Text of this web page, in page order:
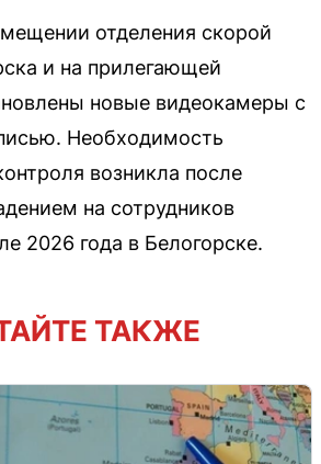
отделения скорой
и на прилегающей
новые видеокамеры с
Необходимость
возникла после
на сотрудников
2026 года в Белогорске.
ТАКЖЕ